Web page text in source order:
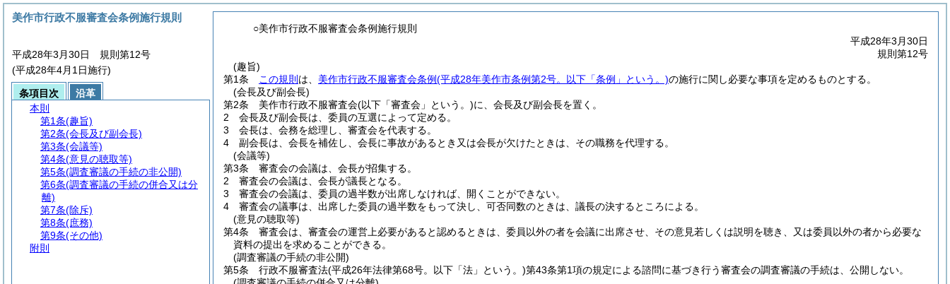
○美作市行政不服審査会条例施行規則
平成28年3月30日
規則第12号
(趣旨)
第1条
この規則 は、 美作市行政不服審査会条例(平成28年美作市条例第2号。以下「条例」という。)の施行に関し必要な事項を定めるものとする。
(会長及び副会長)
第2条
美作市行政不服審査会(以下「審査会」という。)に、会長及び副会長を置く。
2
会長及び副会長は、委員の互選によって定める。
3
会長は、会務を総理し、審査会を代表する。
4
副会長は、会長を補佐し、会長に事故があるとき又は会長が欠けたときは、その職務を代理する。
(会議等)
第3条
審査会の会議は、会長が招集する。
2
審査会の会議は、会長が議長となる。
3
審査会の会議は、委員の過半数が出席しなければ、開くことができない。
4
審査会の議事は、出席した委員の過半数をもって決し、可否同数のときは、議長の決するところによる。
(意見の聴取等)
第4条
審査会は、審査会の運営上必要があると認めるときは、委員以外の者を会議に出席させ、その意見若しくは説明を聴き、又は委員以外の者から必要な
資料の提出を求めることができる。
(調査審議の手続の非公開)
第5条
行政不服審査法(平成26年法律第68号。以下「法」という。)第43条第1項の規定による諮問に基づき行う審査会の調査審議の手続は、公開しない。
美作市行政不服審査会条例施行規則
平成28年3月30日 規則第12号
(平成28年4月1日施行)
条項目次
沿革
本則
第1条(趣旨)
第2条(会長及び副会長)
第3条(会議等)
第4条(意見の聴取等)
第5条(調査審議の手続の非公開)
第6条(調査審議の手続の併合又は分
離)
第7条(除斥)
第8条(庶務)
第9条(その他)
附則